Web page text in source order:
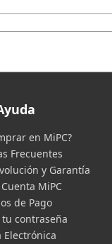
en MiPC?
Frecuentes
y Garantía
MiPC
de Pago
tu contraseña
Electrónica